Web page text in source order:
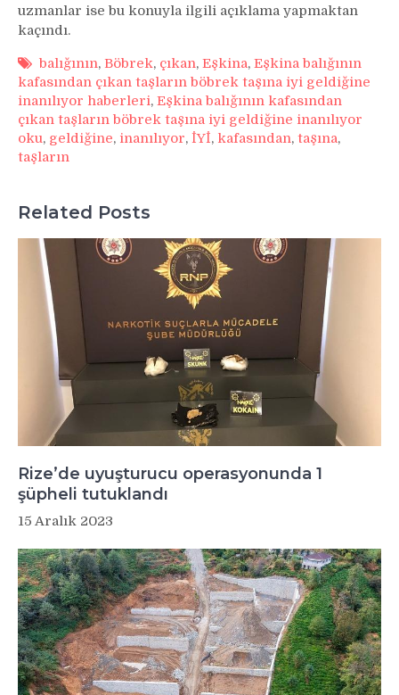
uzmanlar ise bu konuyla ilgili açıklama yapmaktan
kaçındı.
balığının, Böbrek, çıkan, Eşkina, Eşkina balığının
kafasından çıkan taşların böbrek taşına iyi geldiğine
inanılıyor haberleri, Eşkina balığının kafasından
çıkan taşların böbrek taşına iyi geldiğine inanılıyor
oku, geldiğine, inanılıyor, İYİ, kafasından, taşına,
taşların
Related Posts
Rize’de uyuşturucu operasyonunda 1
şüpheli tutuklandı
15 Aralık 2023